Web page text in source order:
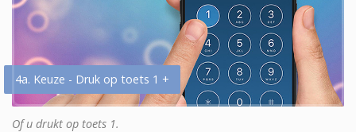
4a. Keuze - Druk op toets 1 +
Of u drukt op toets 1.